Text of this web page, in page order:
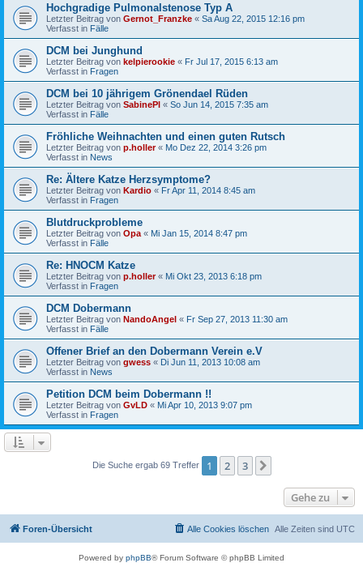
Hochgradige Pulmonalstenose Typ A
Letzter Beitrag von Gernot_Franzke « Sa Aug 22, 2015 12:16 pm
Verfasst in Fälle
DCM bei Junghund
Letzter Beitrag von kelpierookie « Fr Jul 17, 2015 6:13 am
Verfasst in Fragen
DCM bei 10 jährigem Grönendael Rüden
Letzter Beitrag von SabinePl « So Jun 14, 2015 7:35 am
Verfasst in Fälle
Fröhliche Weihnachten und einen guten Rutsch
Letzter Beitrag von p.holler« Mo Dez 22, 2014 3:26 pm
Verfasst in News
Re: Ältere Katze Herzsymptome?
Letzter Beitrag von Kardio « Fr Apr 11, 2014 8:45 am
Verfasst in Fragen
Blutdruckprobleme
Letzter Beitrag von Opa « Mi Jan 15, 2014 8:47 pm
Verfasst in Fälle
Re: HNOCM Katze
Letzter Beitrag von p.holler« Mi Okt 23, 2013 6:18 pm
Verfasst in Fragen
DCM Dobermann
Letzter Beitrag von NandoAngel « Fr Sep 27, 2013 11:30 am
Verfasst in Fälle
Offener Brief an den Dobermann Verein e.V
Letzter Beitrag von gwess « Di Jun 11, 2013 10:08 am
Verfasst in News
Petition DCM beim Dobermann !!
Letzter Beitrag von GvLD « Mi Apr 10, 2013 9:07 pm
Verfasst in Fragen
Die Suche ergab 69 Treffer 1 2 3
Gehe zu
Foren-Übersicht Alle Zeiten sind UTC
Alle Cookies löschen
Powered by phpBB® Forum Software © phpBB Limited